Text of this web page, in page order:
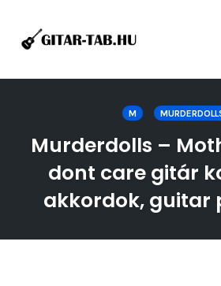
M
Murderdolls –
dont care gitár
akkordok, guitar